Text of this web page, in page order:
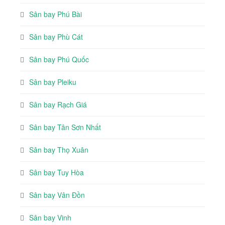
Sân bay Phú Bài
Sân bay Phù Cát
Sân bay Phú Quốc
Sân bay Pleiku
Sân bay Rạch Giá
Sân bay Tân Sơn Nhất
Sân bay Thọ Xuân
Sân bay Tuy Hòa
Sân bay Vân Đồn
Sân bay Vinh